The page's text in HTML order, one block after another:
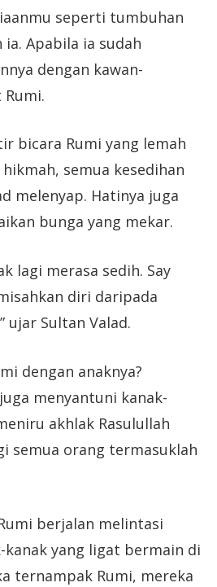
seperti tumbuhan
Apabila ia sudah
dengan kawan-
Rumi.
bicara Rumi yang lemah
semua kesedihan
melenyap. Hatinya juga
bunga yang mekar.
lagi merasa sedih. Say
diri daripada
ujar Sultan Valad.
dengan anaknya?
menyantuni kanak-
akhlak Rasulullah
semua orang termasuklah
berjalan melintasi
kanak yang ligat bermain di
ternampak Rumi, mereka